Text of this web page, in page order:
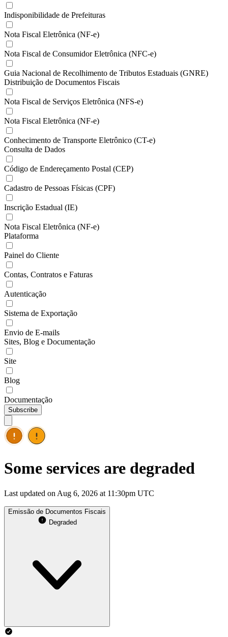
Indisponibilidade de Prefeituras
Nota Fiscal Eletrônica (NF-e)
Nota Fiscal de Consumidor Eletrônica (NFC-e)
Guia Nacional de Recolhimento de Tributos Estaduais (GNRE)
Distribuição de Documentos Fiscais
Nota Fiscal de Serviços Eletrônica (NFS-e)
Nota Fiscal Eletrônica (NF-e)
Conhecimento de Transporte Eletrônico (CT-e)
Consulta de Dados
Código de Endereçamento Postal (CEP)
Cadastro de Pessoas Físicas (CPF)
Inscrição Estadual (IE)
Nota Fiscal Eletrônica (NF-e)
Plataforma
Painel do Cliente
Contas, Contratos e Faturas
Autenticação
Sistema de Exportação
Envio de E-mails
Sites, Blog e Documentação
Site
Blog
Documentação
Subscribe
Some services are degraded
Last updated on Aug 6, 2026 at 11:30pm UTC
Emissão de Documentos Fiscais
Degraded